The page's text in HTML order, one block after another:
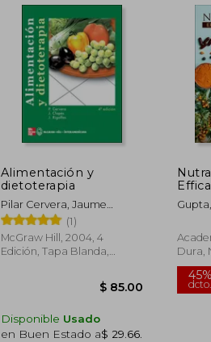
40%
dcto.
Alimentación y
dietoterapia
Pilar Cervera, Jaume
Clapés, Rita Rigolfas
(1)
McGraw Hill, 2004, 4
Edición, Tapa Blanda,
Disponible Usado
en Buen Estado a$ 29.66
Dura,